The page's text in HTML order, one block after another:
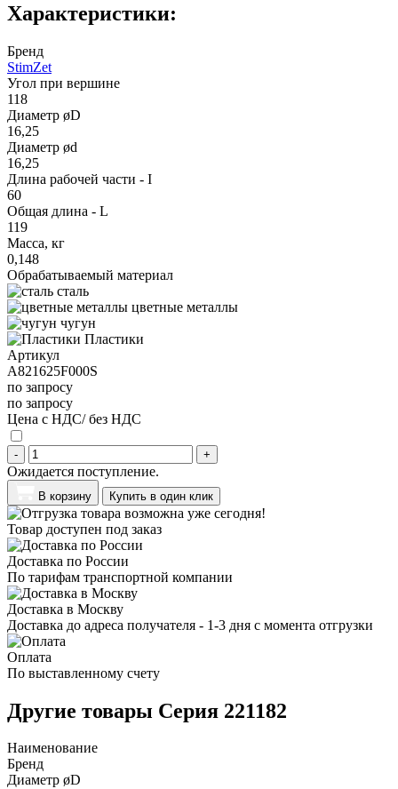
Характеристики:
Бренд
StimZet
Угол при вершине
118
Диаметр øD
16,25
Диаметр ød
16,25
Длина рабочей части - I
60
Общая длина - L
119
Масса, кг
0,148
Обрабатываемый материал
сталь
цветные металлы
чугун
Пластики
Артикул
A821625F000S
по запросу
по запросу
Цена с НДС/ без НДС
- +
Ожидается поступление.
В корзину Купить в один клик
Товар доступен под заказ
Доставка по России
По тарифам транспортной компании
Доставка в Москву
Доставка до адреса получателя - 1-3 дня с момента отгрузки
Оплата
По выставленному счету
Другие товары Серия 221182
Наименование
Бренд
Диаметр øD